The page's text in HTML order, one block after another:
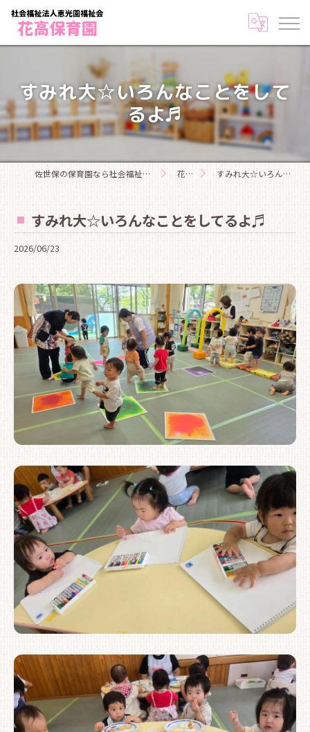
すみれ大☆いろんなことをして
るよ♬
佐世保の保育園なら社会福祉法人恵光園福祉会花高保育園 花高日記 すみれ大☆いろんなことをしてるよ♬
すみれ大☆いろんなことをしてるよ♬
2026/06/23